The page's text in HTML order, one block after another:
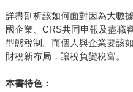
詳盡剖析該如何面對因為大數
國企業、CRS共同申報及盡職
型態稅制。而個人與企業要該
財稅新布局，讓稅負變稅富。
本書特色：